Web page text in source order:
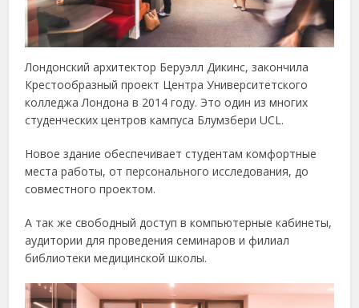
Лондонский архитектор Беруэлл Дикинс, закончила
Крестообразный проект Центра Университетского
колледжа Лондона в 2014 году. Это один из многих
студенческих центров кампуса Блумзбери UCL.
Новое здание обеспечивает студентам комфортные
места работы, от персонального исследования, до
совместного проектом.
А так же свободный доступ в компьютерные кабинеты,
аудитории для проведения семинаров и филиал
библиотеки медицинской школы.